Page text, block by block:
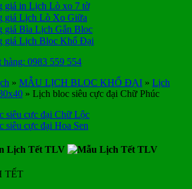
giá in Lịch Lò xo 7 tờ
giá Lịch Lò Xo Giữa
giá Bìa Lịch Gắn Bloc
giá Lịch Bloc Khổ Đại
0983 559 554
» MẪU LỊCH BLOC KHỔ ĐẠI » Lịch
» Lịch bloc siêu cực đại Chữ Phúc
TẾT